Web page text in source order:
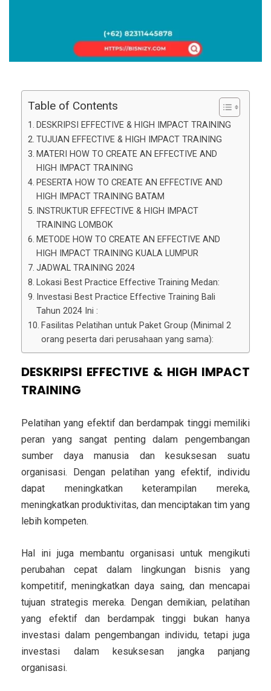
Table of Contents
DESKRIPSI EFFECTIVE & HIGH IMPACT TRAINING
TUJUAN EFFECTIVE & HIGH IMPACT TRAINING
MATERI HOW TO CREATE AN EFFECTIVE AND
HIGH IMPACT TRAINING
PESERTA HOW TO CREATE AN EFFECTIVE AND
HIGH IMPACT TRAINING BATAM
INSTRUKTUR EFFECTIVE & HIGH IMPACT
TRAINING LOMBOK
METODE HOW TO CREATE AN EFFECTIVE AND
HIGH IMPACT TRAINING KUALA LUMPUR
JADWAL TRAINING 2024
Lokasi Best Practice Effective Training Medan:
Investasi Best Practice Effective Training Bali
Tahun 2024 Ini :
Fasilitas Pelatihan untuk Paket Group (Minimal 2
orang peserta dari perusahaan yang sama):
DESKRIPSI EFFECTIVE & HIGH IMPACT
TRAINING
Pelatihan yang efektif dan berdampak tinggi memiliki
peran yang sangat penting dalam pengembangan
sumber daya manusia dan kesuksesan suatu
organisasi. Dengan pelatihan yang efektif, individu
dapat meningkatkan keterampilan mereka,
meningkatkan produktivitas, dan menciptakan tim yang
lebih kompeten.
Hal ini juga membantu organisasi untuk mengikuti
perubahan cepat dalam lingkungan bisnis yang
kompetitif, meningkatkan daya saing, dan mencapai
tujuan strategis mereka. Dengan demikian, pelatihan
yang efektif dan berdampak tinggi bukan hanya
investasi dalam pengembangan individu, tetapi juga
investasi dalam kesuksesan jangka panjang
organisasi.